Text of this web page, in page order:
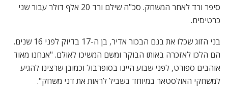
סיפר ורד לאחר המשחק. סכ"ה שילם ורד 20 אלף דולר עבור שני
כרטיסים.
בני הזוג שכלו את בנם הבכור אדיר, בן ה-17 בדיוק לפני 16 שנים.
הם הלכו לאזכרה באותו הבוקר ומשם המשיכו לאולם. "אנחנו מאוד
אוהבים ספורט, לפני שבוע היינו בסופרבול וכמובן שרצינו להגיע
למשחקי האולסטאר במיוחד בשביל לראות את דני משחק".